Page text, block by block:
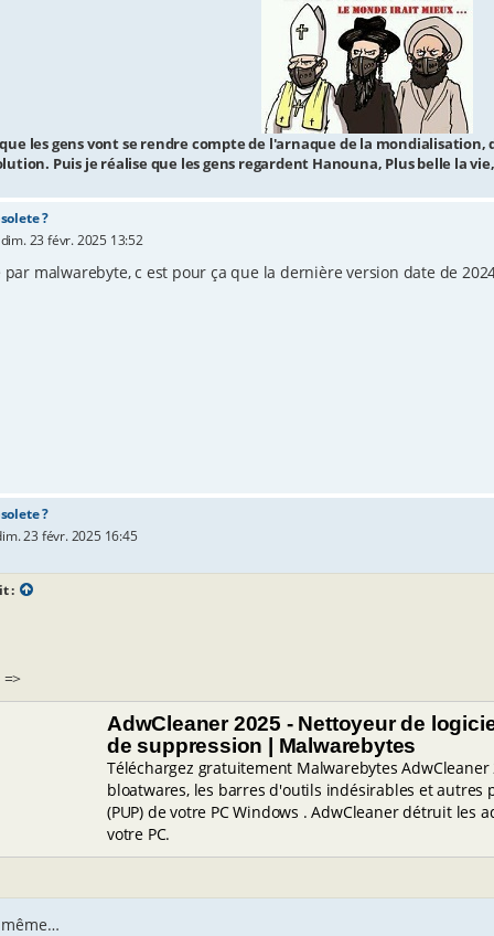
les gens vont se rendre compte de l'arnaque de la
Puis je réalise que les gens regardent Hanouna, Plus belle la
?
dim. 23 févr. 2025 13:52
par malwarebyte, c est pour ça que la dernière version date de
?
23 févr. 2025 16:45
:
AdwCleaner 2025 - Nettoyeur de
de suppression | Malwarebytes
Téléchargez gratuitement Malwarebytes
bloatwares, les barres d'outils indésirables et
(PUP) de votre PC Windows . AdwCleaner détruit les
votre PC.
même…